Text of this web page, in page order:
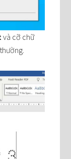
và cỡ chữ